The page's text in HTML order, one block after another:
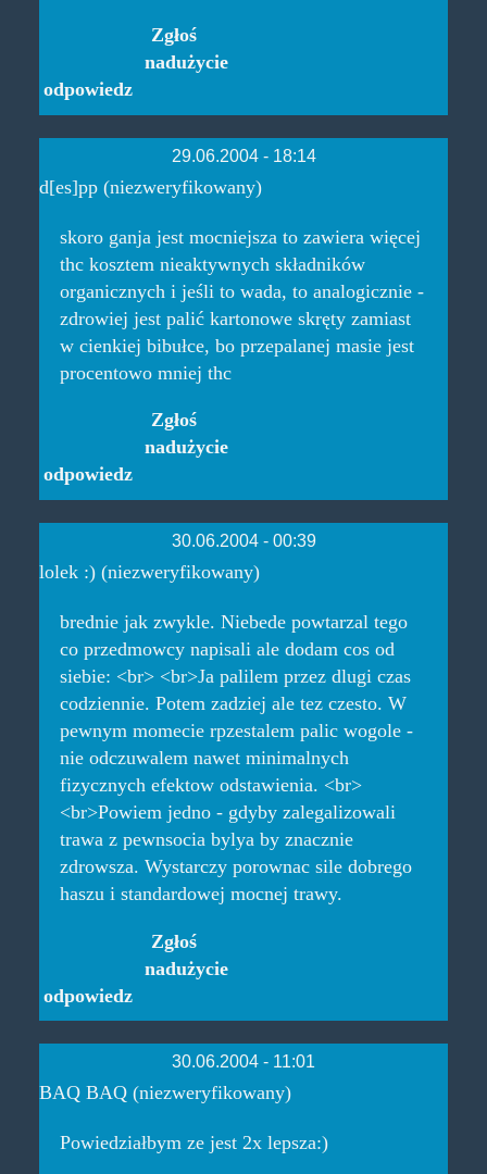
odpowiedz
Zgłoś
nadużycie
29.06.2004 - 18:14
d[es]pp (niezweryfikowany)
skoro ganja jest mocniejsza to zawiera więcej
thc kosztem nieaktywnych składników
organicznych i jeśli to wada, to analogicznie -
zdrowiej jest palić kartonowe skręty zamiast
w cienkiej bibułce, bo przepalanej masie jest
procentowo mniej thc
odpowiedz
Zgłoś
nadużycie
30.06.2004 - 00:39
lolek :) (niezweryfikowany)
brednie jak zwykle. Niebede powtarzal tego
co przedmowcy napisali ale dodam cos od
siebie: <br> <br>Ja palilem przez dlugi czas
codziennie. Potem zadziej ale tez czesto. W
pewnym momecie rpzestalem palic wogole -
nie odczuwalem nawet minimalnych
fizycznych efektow odstawienia. <br>
<br>Powiem jedno - gdyby zalegalizowali
trawa z pewnsocia bylya by znacznie
zdrowsza. Wystarczy porownac sile dobrego
haszu i standardowej mocnej trawy.
odpowiedz
Zgłoś
nadużycie
30.06.2004 - 11:01
BAQ BAQ (niezweryfikowany)
Powiedziałbym ze jest 2x lepsza:)